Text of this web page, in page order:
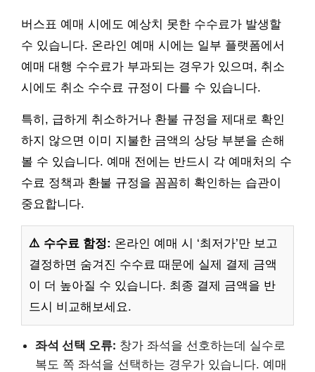
버스표 예매 시에도 예상치 못한 수수료가 발생할
수 있습니다. 온라인 예매 시에는 일부 플랫폼에서
예매 대행 수수료가 부과되는 경우가 있으며, 취소
시에도 취소 수수료 규정이 다를 수 있습니다.
특히, 급하게 취소하거나 환불 규정을 제대로 확인
하지 않으면 이미 지불한 금액의 상당 부분을 손해
볼 수 있습니다. 예매 전에는 반드시 각 예매처의 수
수료 정책과 환불 규정을 꼼꼼히 확인하는 습관이
중요합니다.
⚠️ 수수료 함정: 온라인 예매 시 ‘최저가’만 보고
결정하면 숨겨진 수수료 때문에 실제 결제 금액
이 더 높아질 수 있습니다. 최종 결제 금액을 반
드시 비교해보세요.
좌석 선택 오류: 창가 좌석을 선호하는데 실수로
복도 쪽 좌석을 선택하는 경우가 있습니다. 예매